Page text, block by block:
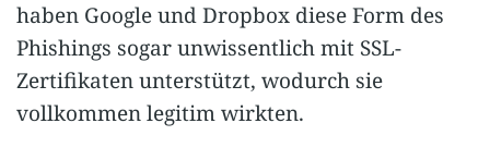
haben Google und Dropbox diese Form des
Phishings sogar unwissentlich mit SSL-
Zertifikaten unterstützt, wodurch sie
vollkommen legitim wirkten.